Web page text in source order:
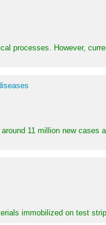
processes. However,
11 million new cases
immobilized on test